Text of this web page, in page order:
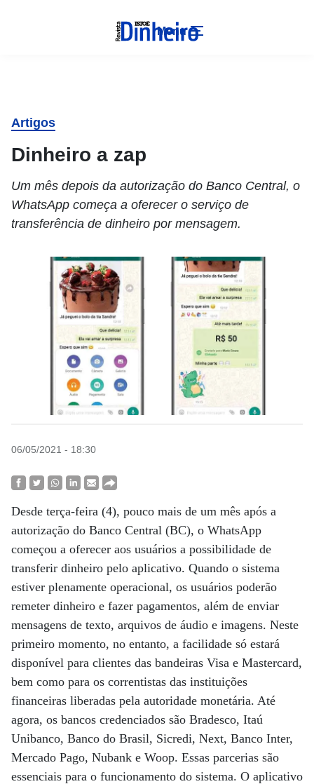
Menu
Artigos
Dinheiro a zap
Um mês depois da autorização do Banco Central, o
WhatsApp começa a oferecer o serviço de
transferência de dinheiro por mensagem.
06/05/2021 - 18:30
Desde terça-feira (4), pouco mais de um mês após a
autorização do Banco Central (BC), o WhatsApp
começou a oferecer aos usuários a possibilidade de
transferir dinheiro pelo aplicativo. Quando o sistema
estiver plenamente operacional, os usuários poderão
remeter dinheiro e fazer pagamentos, além de enviar
mensagens de texto, arquivos de áudio e imagens. Neste
primeiro momento, no entanto, a facilidade só estará
disponível para clientes das bandeiras Visa e Mastercard,
bem como para os correntistas das instituições
financeiras liberadas pela autoridade monetária. Até
agora, os bancos credenciados são Bradesco, Itaú
Unibanco, Banco do Brasil, Sicredi, Next, Banco Inter,
Mercado Pago, Nubank e Woop. Essas parcerias são
essenciais para o funcionamento do sistema. O aplicativo